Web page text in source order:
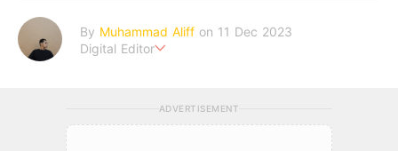
By Muhammad Aliff on 11 Dec 2023
Digital Editor
ADVERTISEMENT